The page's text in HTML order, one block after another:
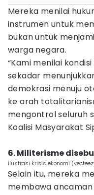
Mereka menilai
instrumen untuk
bukan untuk
warga negara.
“Kami menilai
sekadar
demokrasi menuju
ke arah
mengontrol seluruh
Koalisi Masyarakat
6. Militerisme
ilustrasi krisis ekonomi
Selain itu, mereka
membawa